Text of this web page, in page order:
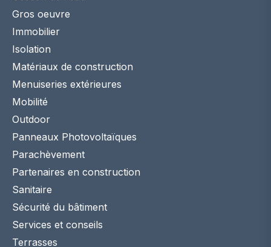
Mobilité
Outdoor
Panneaux Photovoltaïques
Parachèvement
Partenaires en construction
Sanitaire
Sécurité du bâtiment
Services et conseils
Terrasses
Toitures
Traitement air - eau - humidité
Trucs et astuces
Ventilation et conditionnement air
Vidéos